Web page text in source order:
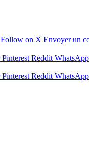
Follow on X Envoyer un
Pinterest Reddit WhatsApp
Pinterest Reddit WhatsApp